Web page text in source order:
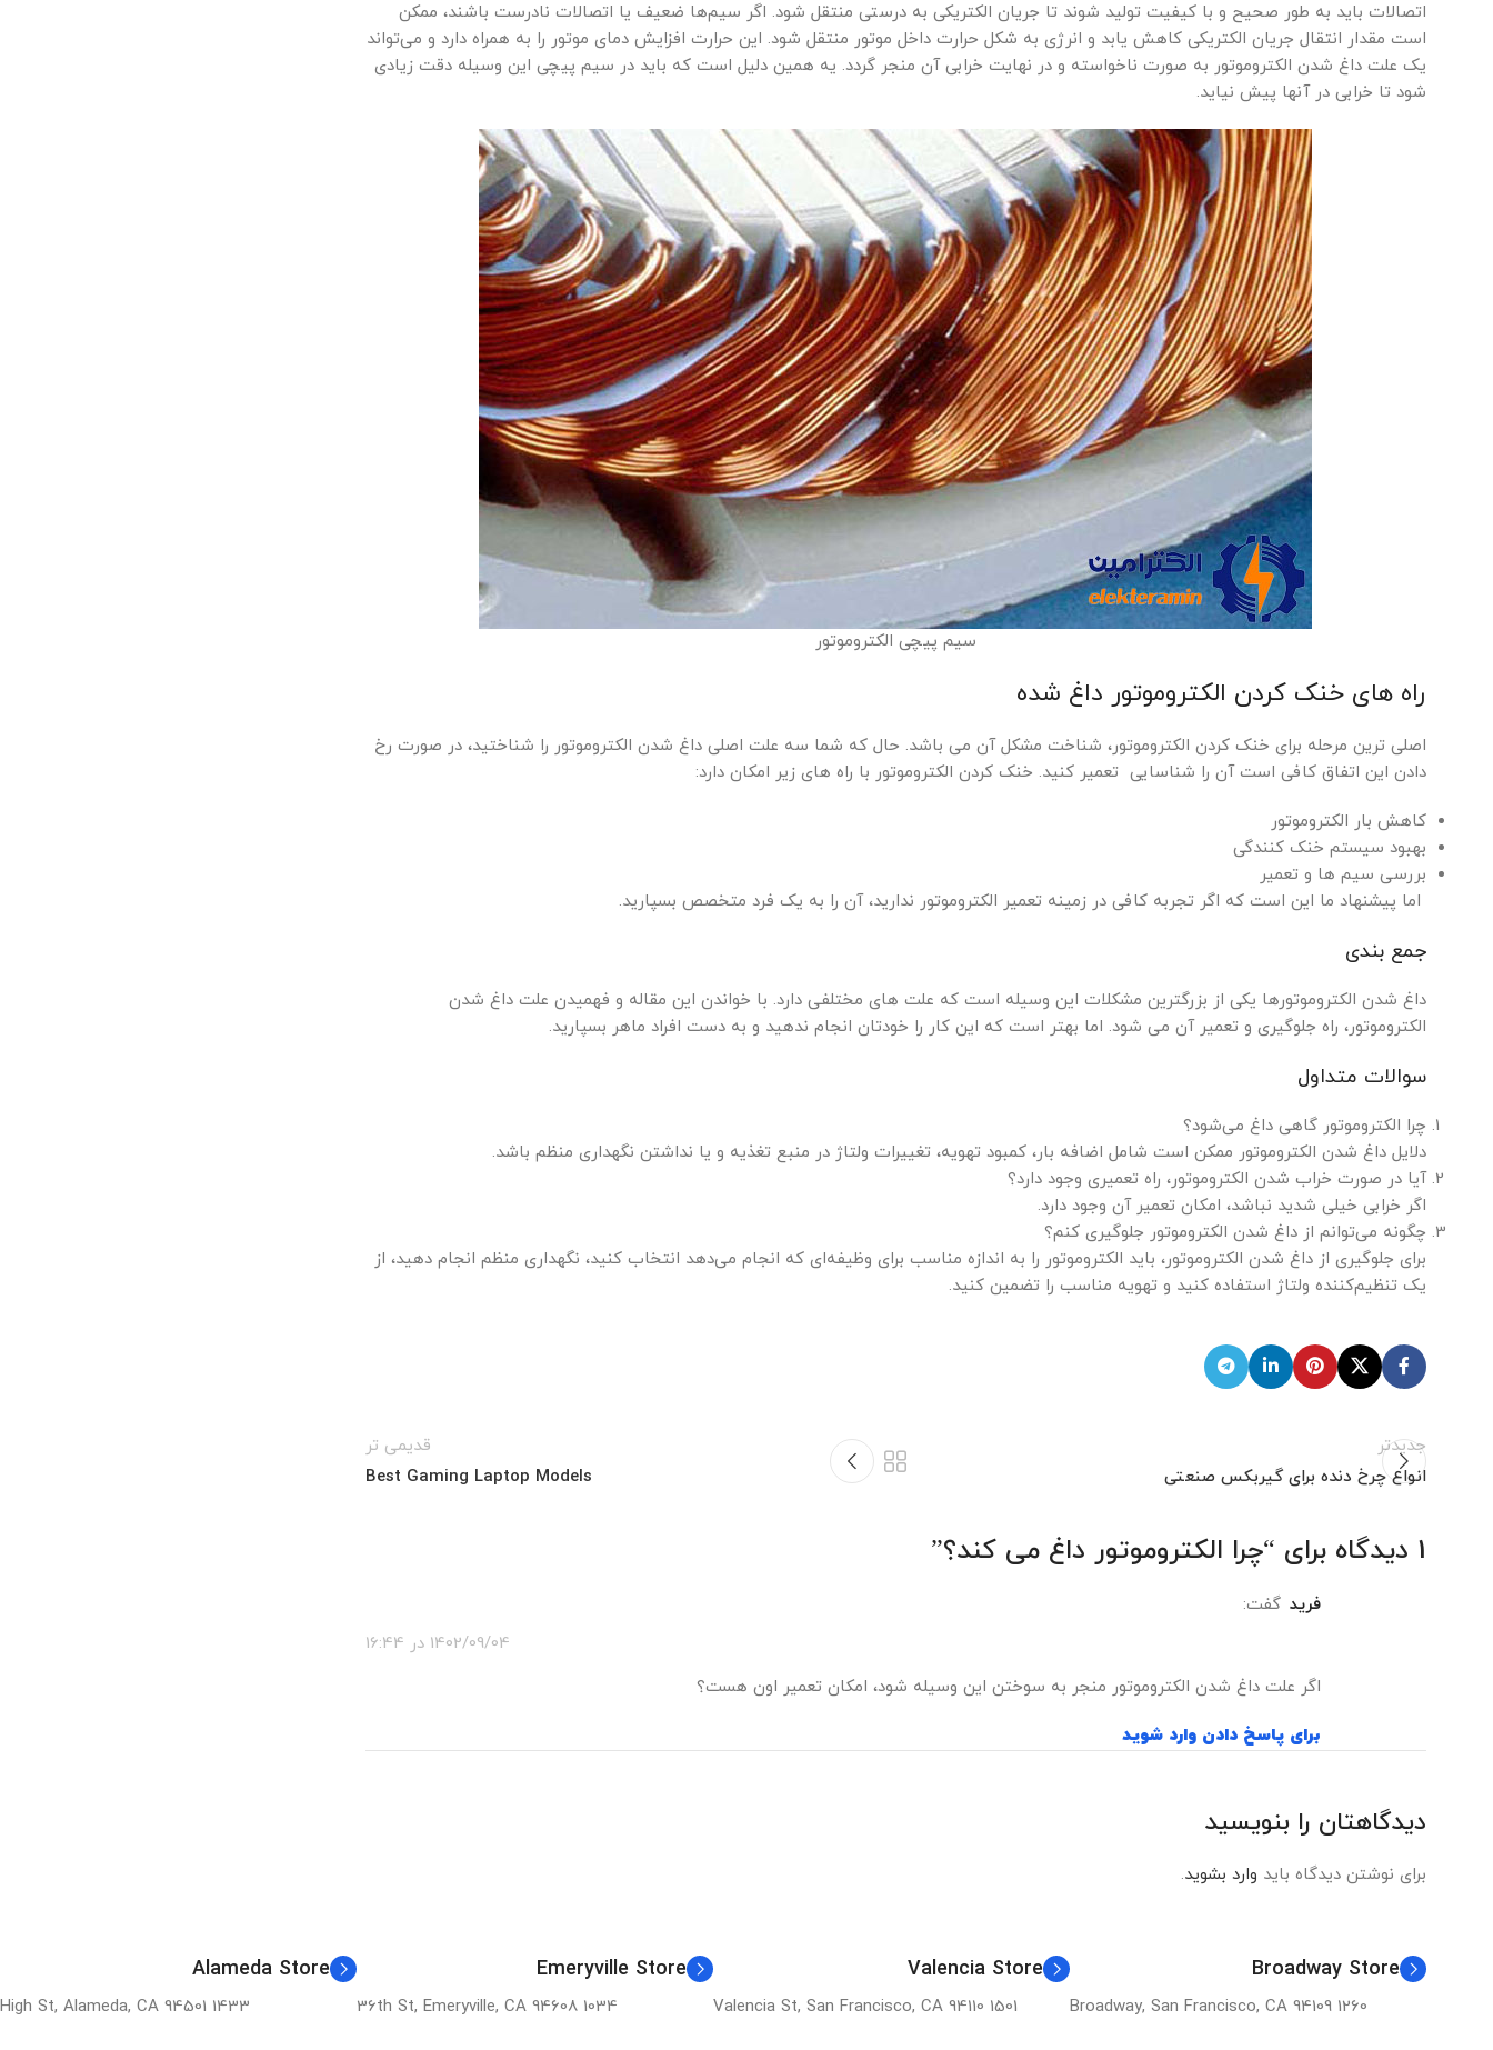
اتصالات باید به طور صحیح و با کیفیت تولید شوند تا جریان الکتریکی به درستی منتقل شود. اگر سیم‌ها ضعیف یا اتصالات نادرست باشند، ممکن
است مقدار انتقال جریان الکتریکی کاهش یابد و انرژی به شکل حرارت داخل موتور منتقل شود. این حرارت افزایش دمای موتور را به همراه دارد و می‌تواند
یک علت داغ شدن الکتروموتور به صورت ناخواسته و در نهایت خرابی آن منجر گردد. یه همین دلیل است که باید در سیم پیچی این وسیله دقت زیادی
شود تا خرابی در آنها پیش نیاید.
سیم پیچی الکتروموتور
راه های خنک کردن الکتروموتور داغ شده
اصلی ترین مرحله برای خنک کردن الکتروموتور، شناخت مشکل آن می باشد. حال که شما سه علت اصلی داغ شدن الکتروموتور را شناختید، در صورت رخ
دادن این اتفاق کافی است آن را شناسایی تعمیر کنید. خنک کردن الکتروموتور با راه های زیر امکان دارد:
کاهش بار الکتروموتور
بهبود سیستم خنک کنندگی
بررسی سیم ها و تعمیر
اما پیشنهاد ما این است که اگر تجربه کافی در زمینه تعمیر الکتروموتور ندارید، آن را به یک فرد متخصص بسپارید.
جمع بندی
داغ شدن الکتروموتورها یکی از بزرگترین مشکلات این وسیله است که علت های مختلفی دارد. با خواندن این مقاله و فهمیدن علت داغ شدن
الکتروموتور، راه جلوگیری و تعمیر آن می شود. اما بهتر است که این کار را خودتان انجام ندهید و به دست افراد ماهر بسپارید.
سوالات متداول
چرا الکتروموتور گاهی داغ می‌شود؟
دلایل داغ شدن الکتروموتور ممکن است شامل اضافه بار، کمبود تهویه، تغییرات ولتاژ در منبع تغذیه و یا نداشتن نگهداری منظم باشد.
آیا در صورت خراب شدن الکتروموتور، راه تعمیری وجود دارد؟
اگر خرابی خیلی شدید نباشد، امکان تعمیر آن وجود دارد.
چگونه می‌توانم از داغ شدن الکتروموتور جلوگیری کنم؟
برای جلوگیری از داغ شدن الکتروموتور، باید الکتروموتور را به اندازه مناسب برای وظیفه‌ای که انجام می‌دهد انتخاب کنید، نگهداری منظم انجام دهید، از
یک تنظیم‌کننده ولتاژ استفاده کنید و تهویه مناسب را تضمین کنید.
جدیدتر
انواع چرخ دنده برای گیربکس صنعتی
قدیمی تر
Best Gaming Laptop Models
1 دیدگاه برای “ چرا الکتروموتور داغ می کند؟”
فرید گفت:
1402/09/04 در 16:44
اگر علت داغ شدن الکتروموتور منجر به سوختن این وسیله شود، امکان تعمیر اون هست؟
برای پاسخ دادن وارد شوید
دیدگاهتان را بنویسید
برای نوشتن دیدگاه باید وارد بشوید.
Broadway Store
1260 Broadway, San Francisco, CA 94109
Valencia Store
1501 Valencia St, San Francisco, CA 94110
Emeryville Store
1034 36th St, Emeryville, CA 94608
Alameda Store
1433 High St, Alameda, CA 94501